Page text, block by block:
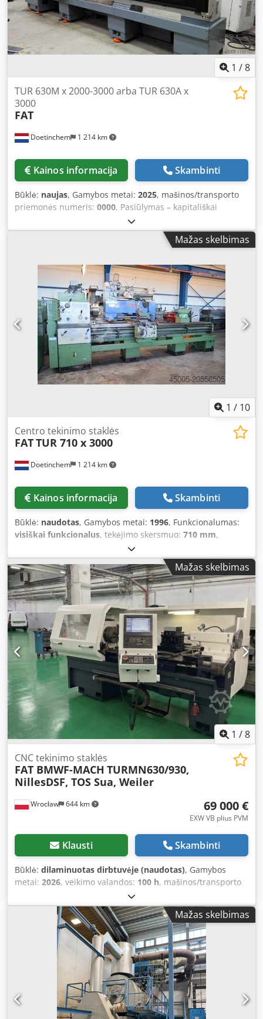
1 /8
Doetinchem 1 214 km
TUR 630M x 2000-3000 arba TUR 630A x
3000
FAT
Kainos informacija Skambinti
Būklė: naujas, Gamybos metai: 2025, mašinos/transporto
priemonės numeris: 0000, Pasiūlymas – kapitališkai
suremontuotos FAT tekinimo staklės gamykliniuose
matmenyse, FAT šlifuoti kreipiančiosios, nauja elektros
instaliacija ir kt. TUR 630 M x 2000 arba TUR 630 M x 3000
kiauryme ir 2 vnt. 400 mm Bison griebtuvais Pristatymas:
3–4 mėnesiai nuo užsakymo Priedai pagal kliento
pageidavimą NAUJŲ BISON GRIEBTUVŲ SĄRAŠAS
Griebtuvai originaliose medinėse dėžėse ===== 1 x 4344-
630-8 1 x 4344-315-11 1 x 4334-630-8 1 x 4334-500-6 1 x
3204-160 1 x 4305-800 (ŽIOBOS) 1 x 3244-400-8 1 x 3544-
400-11 3 x 4344-400-6 1 x 3704-250-6 1 x 4344-250-6 1 x
3514-250-6 1 x 3744-400-11 1 x 3704-400 1 x 3544-400-8 1 x
3245-400-8 2 x 4334-400-8 2 x 4344-400-8 1 x 3434-315-8 1
x 4344-200-6 1 x 3704-315 1 x 4344-250-8 1 x 3204-200 1 x
Mažas skelbimas
1 / 10
Doetinchem 1 214 km
Centro tekinimo staklės
FATTUR 710 x 3000
Kainos informacija Skambinti
Būklė: naudotas, Gamybos metai: 1996, Funkcionalumas:
visiškai funkcionalus, tekėjimo skersmuo: 710 mm,
, Universalus tekinimo staklės
Dcjdpfx Asxxm A Hjpbok FAT Lenkija Modelis: TUR 710 x
3000 Metai: 1996 Priedai: Skaitmeninis indikatorius Trijų
žandų griebtuvas Įrankių laikiklis Lunetės Centruotė
Mažas skelbimas
1 /8
Wrocław 644 km
CNC tekinimo staklės
FAT BMWF-MACH TURMN630/930,
NillesDSF, TOS Sua, Weiler
69 000 €
EXW VB plius PVM
Klausti Skambinti
Būklė: dilaminuotas dirbtuvėje (naudotas), Gamybos
metai: 2026, veikimo valandos: 100 h, mašinos/transporto
BMWF241003
and Retrofit of Heavy CNC Lathes: Niles, Weiler,
Gildemeister, TOS, TURMN Djdpfx Aov R Dlyopbsck The
offer applies to the TURMN560 lathe: maximum turning
diameter 560mm, turning length 960mm, Sauter 4-position
turret, all wear components replaced, repainted, control
system retrofitted with a new Siemens 828D. We specialize
in restoring full operational capability and digital
modernization of heavy-duty machine tools that are the
backbone of rigid and efficient production. Our offer
Mažas skelbimas